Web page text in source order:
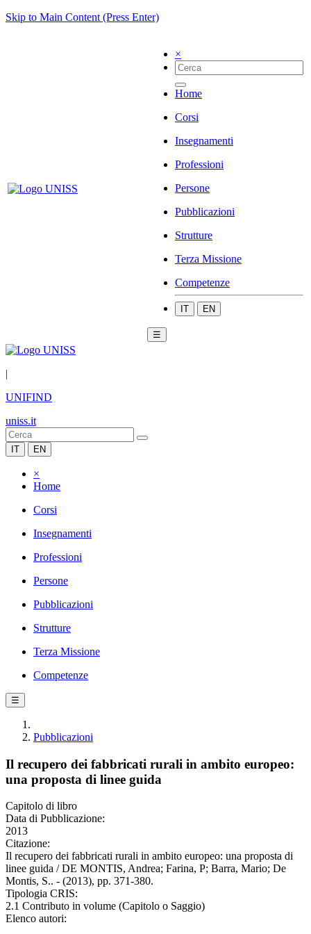
Skip to Main Content (Press Enter)
×
Home
Corsi
Insegnamenti
Professioni
Persone
Pubblicazioni
Strutture
Terza Missione
Competenze
IT EN
☰
|
UNIFIND
uniss.it
IT EN
×
Home
Corsi
Insegnamenti
Professioni
Persone
Pubblicazioni
Strutture
Terza Missione
Competenze
☰
Pubblicazioni
Il recupero dei fabbricati rurali in ambito europeo:
una proposta di linee guida
Capitolo di libro
Data di Pubblicazione:
2013
Citazione:
Il recupero dei fabbricati rurali in ambito europeo: una proposta di
linee guida / DE MONTIS, Andrea; Farina, P; Barra, Mario; De
Montis, S.. - (2013), pp. 371-380.
Tipologia CRIS:
2.1 Contributo in volume (Capitolo o Saggio)
Elenco autori: